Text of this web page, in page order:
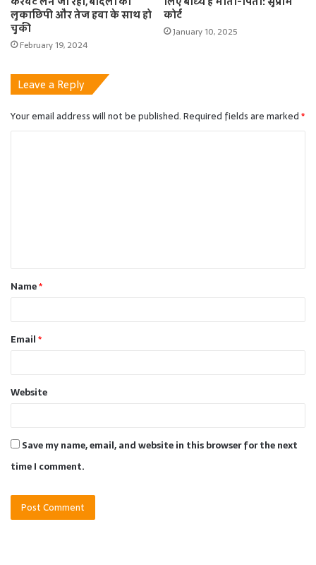
लुकाछिपी और तेज हवा के साथ हो
चुकी
February 19, 2024
कोर्ट
January 10, 2025
Leave a Reply
Your email address will not be published.Required fields are marked*
t
*Name*
Email*
Website
Save my name, email, and website in this browser for the next
time I comment.